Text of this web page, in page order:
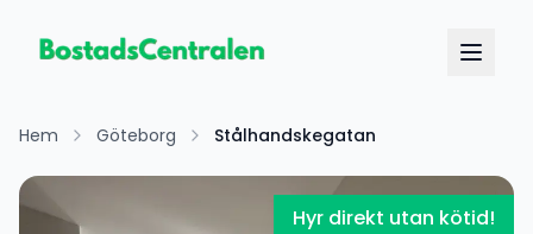
Hem Göteborg Stålhandskegatan
Hyr direkt utan kötid!